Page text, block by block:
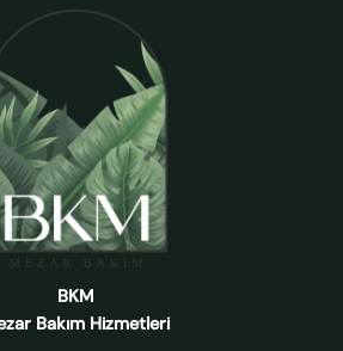
BKM
Bakım Hizmetleri